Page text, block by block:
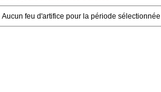
Aucun feu d'artifice pour la période